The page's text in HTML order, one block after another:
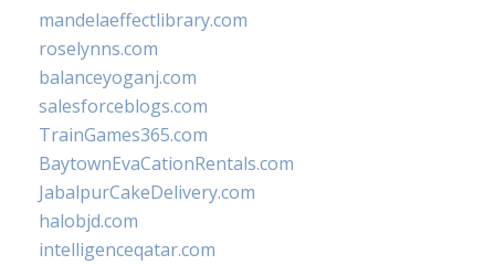
mandelaeffectlibrary.com
roselynns.com
balanceyoganj.com
salesforceblogs.com
TrainGames365.com
BaytownEvaCationRentals.com
JabalpurCakeDelivery.com
halobjd.com
intelligenceqatar.com